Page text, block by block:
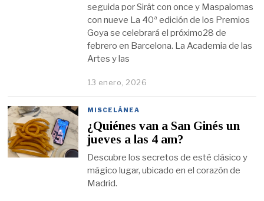
seguida por Sirât con once y Maspalomas
con nueve La 40ª edición de los Premios
Goya se celebrará el próximo28 de
febrero en Barcelona. La Academia de las
Artes y las
13 enero, 2026
MISCELÁNEA
¿Quiénes van a San Ginés un
jueves a las 4 am?
Descubre los secretos de esté clásico y
mágico lugar, ubicado en el corazón de
Madrid.